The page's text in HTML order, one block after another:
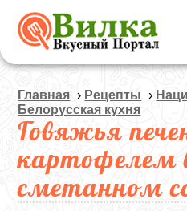
Главная › Рецепты ›
Белорусская кухня
Говяжья
картофелем
сметанном